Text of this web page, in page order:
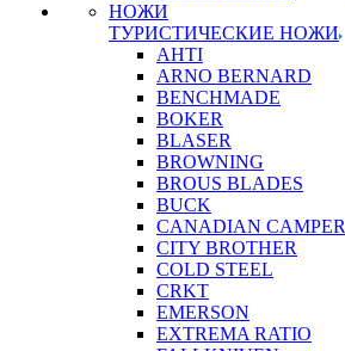
ТУРИСТИЧЕСКИЕ НОЖИ
AHTI
ARNO BERNARD
BENCHMADE
BOKER
BLASER
BROWNING
BROUS BLADES
BUCK
CANADIAN CAMPER
CITY BROTHER
COLD STEEL
CRKT
EMERSON
EXTREMA RATIO